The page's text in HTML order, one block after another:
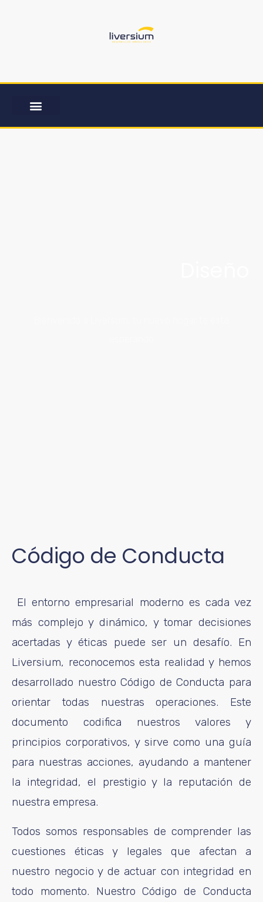
Código de Conducta
El entorno empresarial moderno es cada vez
más complejo y dinámico, y tomar decisiones
acertadas y éticas puede ser un desafío. En
Liversium, reconocemos esta realidad y hemos
desarrollado nuestro Código de Conducta para
orientar todas nuestras operaciones. Este
documento codifica nuestros valores y
principios corporativos, y sirve como una guía
para nuestras acciones, ayudando a mantener
la integridad, el prestigio y la reputación de
nuestra empresa.
Todos somos responsables de comprender las
cuestiones éticas y legales que afectan a
nuestro negocio y de actuar con integridad en
todo momento. Nuestro Código de Conducta